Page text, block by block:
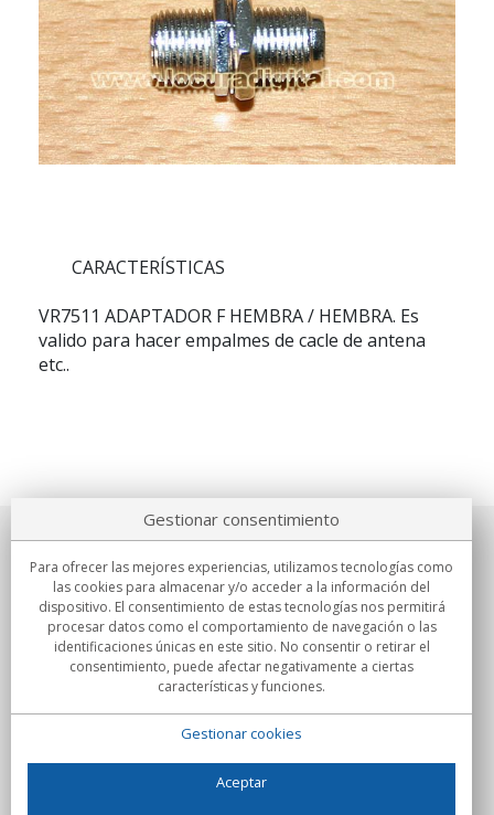
CARACTERÍSTICAS
VR7511 ADAPTADOR F HEMBRA / HEMBRA. Es
valido para hacer empalmes de cacle de antena
etc..
Sobre nosotros
Compromisos
Compras
Gestionar consentimiento
Para ofrecer las mejores experiencias, utilizamos tecnologías como
las cookies para almacenar y/o acceder a la información del
dispositivo. El consentimiento de estas tecnologías nos permitirá
procesar datos como el comportamiento de navegación o las
identificaciones únicas en este sitio. No consentir o retirar el
consentimiento, puede afectar negativamente a ciertas
características y funciones.
Gestionar cookies
Aceptar